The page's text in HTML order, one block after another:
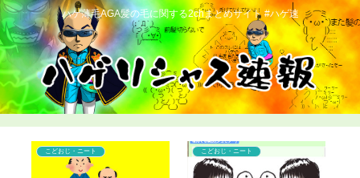
ハゲ薄毛AGA髪の毛に関する2chまとめサイト #ハゲ速
こどおじ・ニート こどおじ・ニート